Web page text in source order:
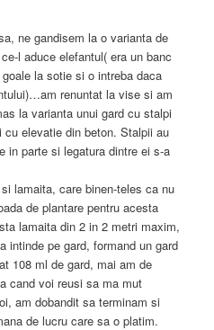
ne gandisem la o varianta de
l aduce elefantul( era un banc
la sotie si o intreba daca
renuntat la vise si am
la varianta unui gard cu stalpi
elevatie din beton. Stalpii au
in parte si legatura dintre ei s-a
lamaita, care binen-teles ca nu
de plantare pentru acesta
lamaita din 2 in 2 metri maxim,
intinde pe gard, formand un gard
108 ml de gard, mai am de
cand voi reusi sa ma mut
am dobandit sa terminam si
de lucru care sa o platim.